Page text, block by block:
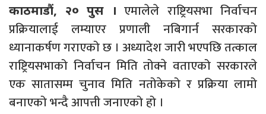
काठमाडौं, २० पुस । एमालेले राष्ट्रियसभा निर्वाचन
प्रक्रियालाई लम्याएर प्रणाली नबिगार्न सरकारको
ध्यानाकर्षण गराएको छ । अध्यादेश जारी भएपछि तत्काल
राष्ट्रियसभाको निर्वाचन मिति तोक्ने वताएको सरकारले
एक सातासम्म चुनाव मिति नतोकेको र प्रक्रिया लामो
बनाएको भन्दै आपत्ती जनाएको हो ।